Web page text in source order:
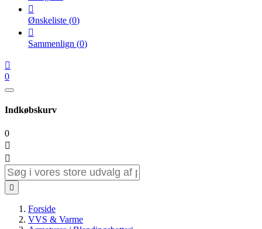

Ønskeliste (0)

Sammenlign (0)

0
Indkøbskurv
0



Forside
VVS & Varme